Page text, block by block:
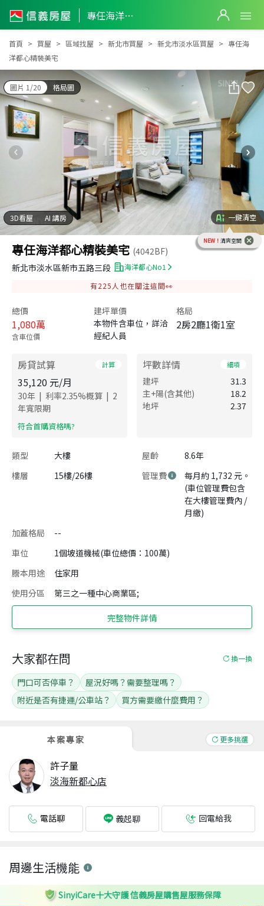
專任海洋都心精裝美宅
專任海洋都心精裝美宅
首頁 買屋 區域找屋 新北市買屋 新北市淡水區買屋
專任海
洋都心精裝美宅
圖片 1/20 格局圖
3D看屋 AI 講房 一鍵清空
NEW！ 清爽空間
專任海洋都心精裝美宅 (4042BF)
新北市淡水區新市五路三段
海洋都心No1
有225 人也在關注這間👀
總價
1,080萬
含車位價
建坪單價
本物件含車位，詳洽
經紀人員
格局
2房2廳1衛1室
房貸試算 計算
35,120 元/月
30年 | 利率2.35%概算 | 2
年寬限期
​符合首購資格嗎?
坪數詳情 細項
建坪
31.3
主+陽(含其他)
18.2
地坪
2.37
類型 大樓 屋齡
8.6年
樓層
15樓/26樓 管理費
每月約 1,732 元。
(車位管理費包含
在大樓管理費內 /
月繳)
加蓋格局
--
車位
1個坡道機械(車位總價：100萬)
謄本用途
住家用
使用分區
第三之一種中心商業區;
完整物件詳情
本案專家 更多挑選
許子量
淡海新都心店
電話聊 義起聊 回電給我
大家都在問 換一換
門口可否停車？
屋況好嗎？需要整理嗎？
附近是否有捷運/公車站？
買方需要繳什麼費用？
周邊生活機能
SinyiCare十大守護 信義房屋購售屋服務保障